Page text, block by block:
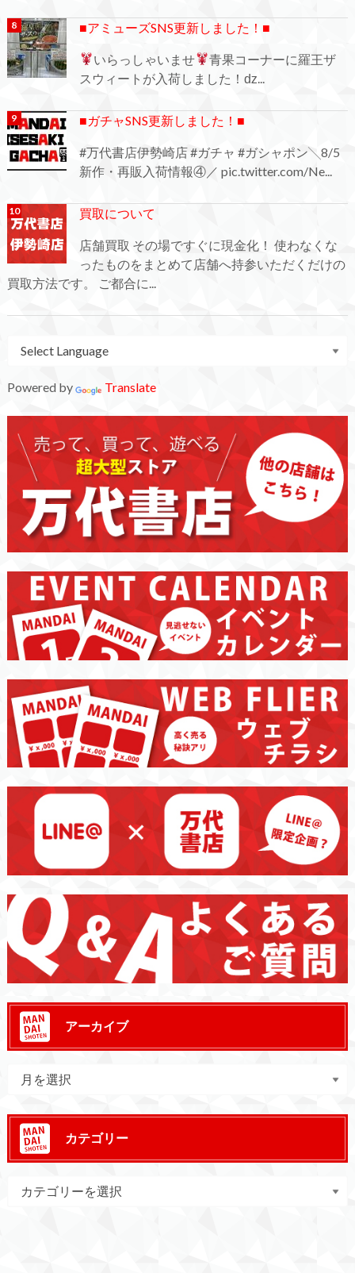
■アミューズSNS更新しました！■
いらっしゃいませ
青果コーナーに羅王ザ
スウィートが入荷しました！ǳ...
■ガチャSNS更新しました！■
#万代書店伊勢崎店 #ガチャ #ガシャポン╲8/5
新作・再販入荷情報④／ pic.twitter.com/Ne...
買取について
店舗買取 その場ですぐに現金化！ 使わなくな
ったものをまとめて店舗へ持参いただくだけの
買取方法です。 ご都合に...
Powered by Translate
アーカイブ
カテゴリー